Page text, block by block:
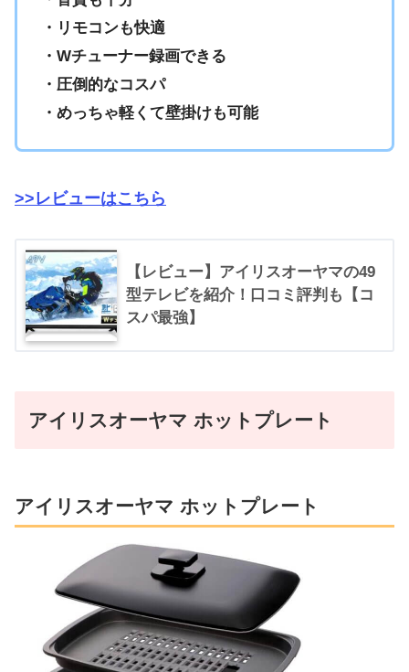
・リモコンも快適
・Wチューナー録画できる
・圧倒的なコスパ
・めっちゃ軽くて壁掛けも可能
>>レビューはこちら
【レビュー】アイリスオーヤマの49
型テレビを紹介！口コミ評判も【コ
スパ最強】
アイリスオーヤマ ホットプレート
アイリスオーヤマ ホットプレート